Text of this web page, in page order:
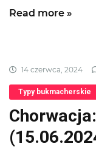
Read more »
14 czerwca, 2024
Typy bukmacherskie